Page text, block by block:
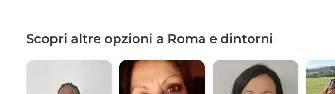
Scopri altre opzioni a Roma e dintorni